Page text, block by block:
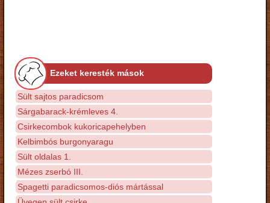
Ezeket keresték mások
Sült sajtos paradicsom
Sárgabarack-krémleves 4.
Csirkecombok kukoricapehelyben
Kelbimbós burgonyaragu
Sült oldalas 1.
Mézes zserbó III.
Spagetti paradicsomos-diós mártással